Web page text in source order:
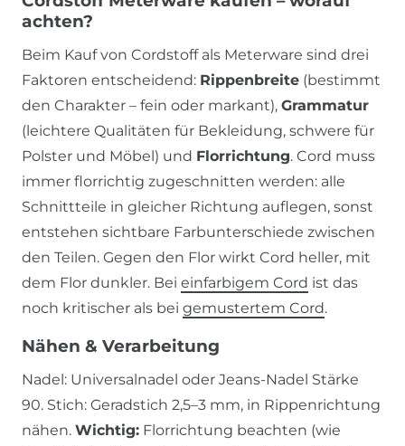
achten?
Beim Kauf von Cordstoff als Meterware sind drei
Faktoren entscheidend: Rippenbreite (bestimmt
den Charakter – fein oder markant), Grammatur
(leichtere Qualitäten für Bekleidung, schwere für
Polster und Möbel) und Florrichtung. Cord muss
immer florrichtig zugeschnitten werden: alle
Schnittteile in gleicher Richtung auflegen, sonst
entstehen sichtbare Farbunterschiede zwischen
den Teilen. Gegen den Flor wirkt Cord heller, mit
dem Flor dunkler. Bei einfarbigem Cord ist das
noch kritischer als bei gemustertem Cord.
Nähen & Verarbeitung
Nadel: Universalnadel oder Jeans-Nadel Stärke
90. Stich: Geradstich 2,5–3 mm, in Rippenrichtung
nähen. Wichtig: Florrichtung beachten (wie